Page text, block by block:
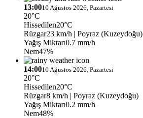
13:0010 Ağustos 2026, Pazartesi
20°C
Hissedilen20°C
Rüzgar23 km/h | Poyraz (Kuzeydoğu)
Yağış Miktarı0.7 mm/h
Nem47%
14:0010 Ağustos 2026, Pazartesi
20°C
Hissedilen20°C
Rüzgar8 km/h | Poyraz (Kuzeydoğu)
Yağış Miktarı0.2 mm/h
Nem48%